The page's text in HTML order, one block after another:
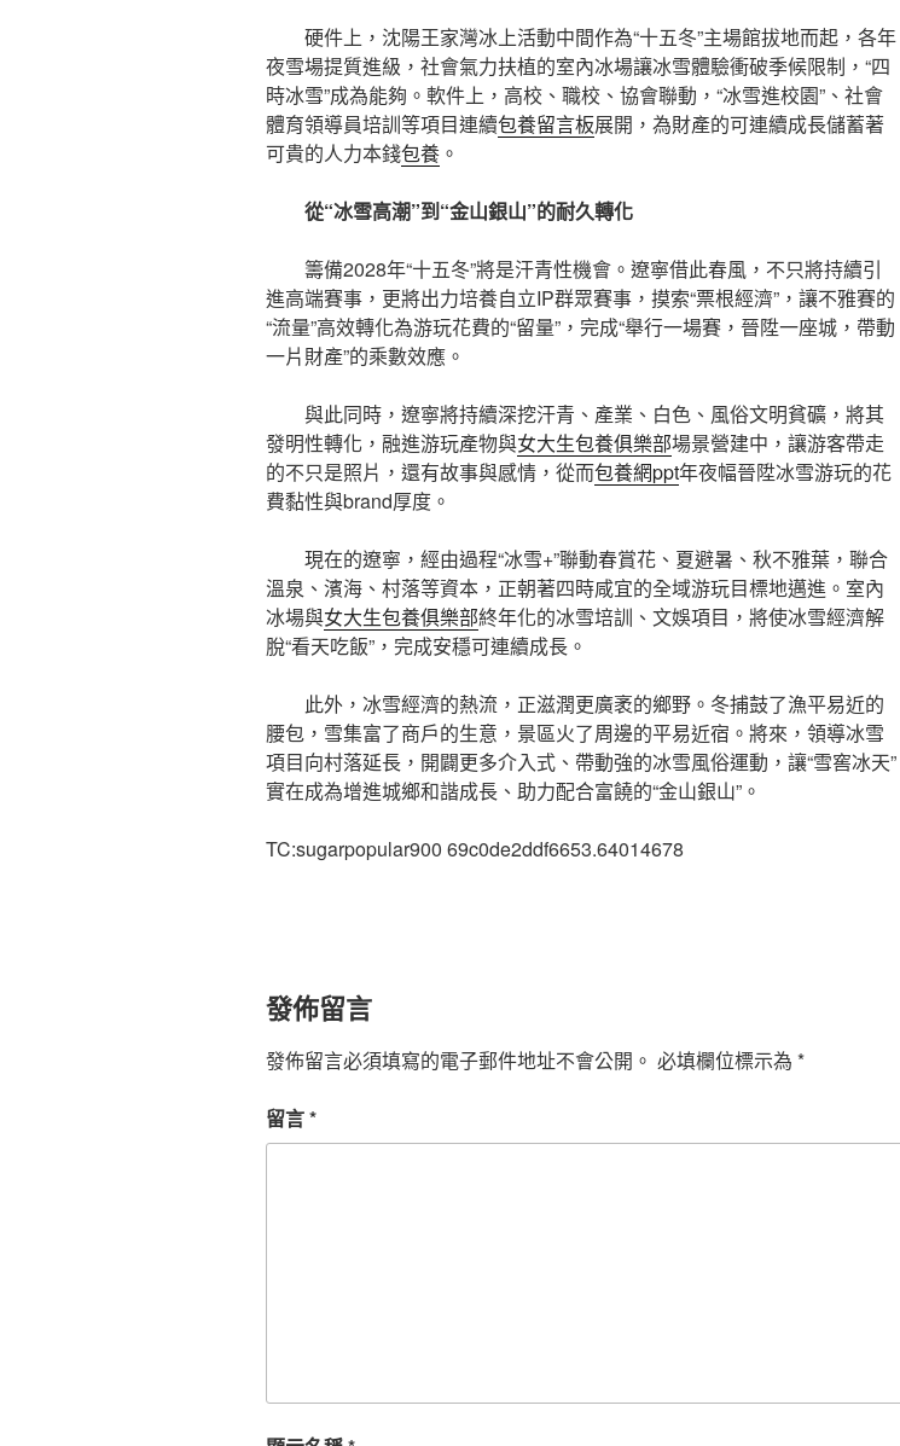
硬件上，沈陽王家灣冰上活動中間作為“十五冬”主場館拔地而起，各年
夜雪場提質進級，社會氣力扶植的室內冰場讓冰雪體驗衝破季候限制，“四
時冰雪”成為能夠。軟件上，高校、職校、協會聯動，“冰雪進校園”、社會
體育領導員培訓等項目連續包養留言板展開，為財產的可連續成長儲蓄著
可貴的人力本錢包養 。
從“冰雪高潮”到“金山銀山”的耐久轉化
籌備2028年“十五冬”將是汗青性機會。遼寧借此春風，不只將持續引
進高端賽事，更將出力培養自立IP群眾賽事，摸索“票根經濟”，讓不雅賽的
“流量”高效轉化為游玩花費的“留量”，完成“舉行一場賽，晉陞一座城，帶動
一片財產”的乘數效應。
與此同時，遼寧將持續深挖汗青、產業、白色、風俗文明貧礦，將其
發明性轉化，融進游玩產物與女大生包養俱樂部場景營建中，讓游客帶走
的不只是照片，還有故事與感情，從而包養網ppt年夜幅晉陞冰雪游玩的花
費黏性與brand厚度。
現在的遼寧，經由過程“冰雪+”聯動春賞花、夏避暑、秋不雅葉，聯合
溫泉、濱海、村落等資本，正朝著四時咸宜的全域游玩目標地邁進。室內
冰場與女大生包養俱樂部終年化的冰雪培訓、文娛項目，將使冰雪經濟解
脫“看天吃飯”，完成安穩可連續成長。
此外，冰雪經濟的熱流，正滋潤更廣袤的鄉野。冬捕鼓了漁平易近的
腰包，雪集富了商戶的生意，景區火了周邊的平易近宿。將來，領導冰雪
項目向村落延長，開闢更多介入式、帶動強的冰雪風俗運動，讓“雪窖冰天”
實在成為增進城鄉和諧成長、助力配合富饒的“金山銀山”。
TC:sugarpopular900 69c0de2ddf6653.64014678
發佈留言
發佈留言必須填寫的電子郵件地址不會公開。 必填欄位標示為 *
留言*